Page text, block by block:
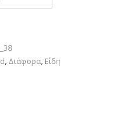
, Διάφορα, Είδη